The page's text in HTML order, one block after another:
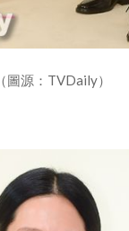
（圖源：TVDaily）